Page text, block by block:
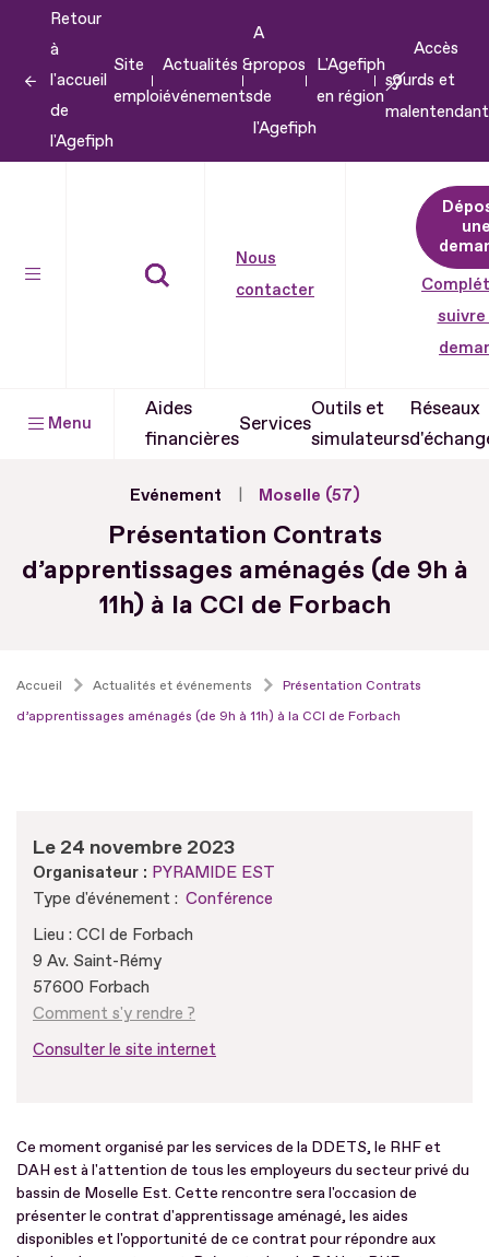
contenu
Retour
à
l'accueil
de
l'Agefiph
Site
emploi
Actualités &
événements
A
propos
de
l'Agefiph
L'Agefiph
en région
Accès
sourds et
Nous
contacter
suivre
Menu
Aides
financières
Services
Outils et
simulateurs
Réseaux
Evénement Moselle (57)
Présentation Contrats
d’apprentissages aménagés (de 9h à
11h) à la CCI de Forbach
Accueil Actualités et événements
Présentation Contrats
d’apprentissages aménagés (de 9h à 11h) à la CCI de Forbach
Le 24 novembre 2023
Organisateur : PYRAMIDE EST
Type d'événement : Conférence
Lieu : CCI de Forbach
9 Av. Saint-Rémy
57600 Forbach
Comment s'y rendre ?
Consulter le site internet
Ce moment organisé par les services de la DDETS, le RHF et
DAH est à l'attention de tous les employeurs du secteur privé du
bassin de Moselle Est. Cette rencontre sera l'occasion de
présenter le contrat d'apprentissage aménagé, les aides
disponibles et l'opportunité de ce contrat pour répondre aux